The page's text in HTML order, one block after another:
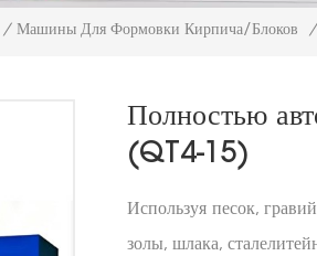
/ Машины Для Формовки Кирпича/блоков /
Полностью
(QT4-15)
Используя песок,
золы, шлака,